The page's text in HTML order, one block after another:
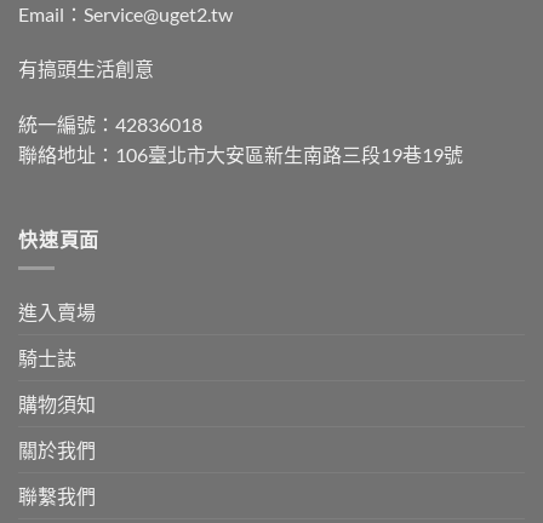
Email：Service@uget2.tw
有搞頭生活創意
統一編號：42836018
聯絡地址：106臺北市大安區新生南路三段19巷19號
快速頁面
進入賣場
騎士誌
購物須知
關於我們
聯繫我們